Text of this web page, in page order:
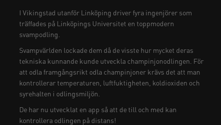
I Vikingstad utanför Linköping driver fyra ingenjörer som
träffades på Linköpings Universitet en toppmodern
svampodling.
Svampvärlden lockade dem då de visste hur mycket deras
tekniska kunnande kunde utveckla champinjonodlingen. För
att odla framgångsrikt odla champinjoner krävs det att man
kontrollerar temperaturen, luftfuktigheten, koldioxiden och
syrehalten i odlingsmiljön.
De har nu utvecklat en app så att de till och med kan
kontrollera odlingen på distans!